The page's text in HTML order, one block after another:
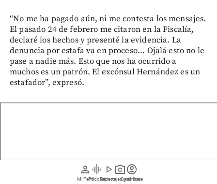
person
Mi Perfil
graphic_eq
Pódcast
play_arrow
Videos
photo_camera
Reportajes gráficos
account_circle
Suscríbete
“No me ha pagado aún, ni me contesta los mensajes.
El pasado 24 de febrero me citaron en la Fiscalía,
declaré los hechos y presenté la evidencia. La
denuncia por estafa va en proceso... Ojalá esto no le
pase a nadie más. Esto que nos ha ocurrido a
muchos es un patrón. El excónsul Hernández es un
estafador”, expresó.